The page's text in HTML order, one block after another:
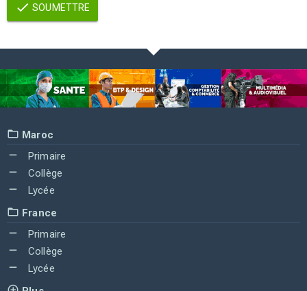
SOUMETTRE
Maroc
Primaire
Collège
Lycée
France
Primaire
Collège
Lycée